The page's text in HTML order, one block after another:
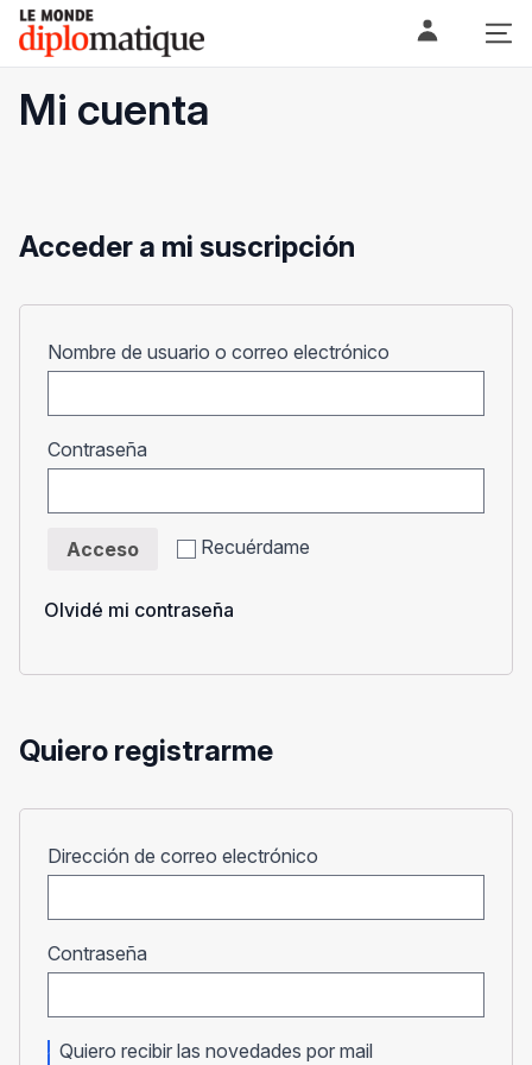
Skip
content
Le monde diplomatique
Mi cuenta
Acceder a mi suscripción
Nombre de usuario o correo electrónico
Contraseña
Recuérdame
Acceso
Olvidé mi contraseña
Quiero registrarme
Dirección de correo electrónico
Contraseña
Quiero recibir las novedades por mail